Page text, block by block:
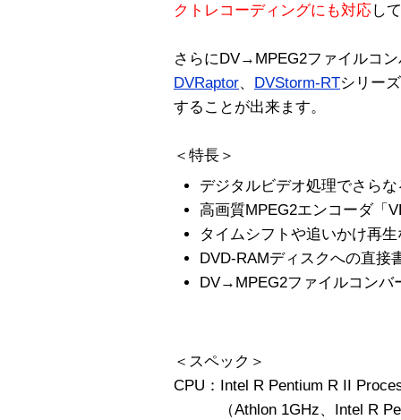
クトレコーディングにも対応し
さらにDV→MPEG2ファイルコ
DVRaptor、 DVStorm-RTシリー
することが出来ます。
＜特長＞
デジタルビデオ処理でさら
高画質MPEG2エンコーダ「
タイムシフトや追いかけ再
DVD-RAMディスクへの直接
DV→MPEG2ファイルコンバ
＜スペック＞
CPU：Intel R Pentium R II
（Athlon 1GHz、Intel R